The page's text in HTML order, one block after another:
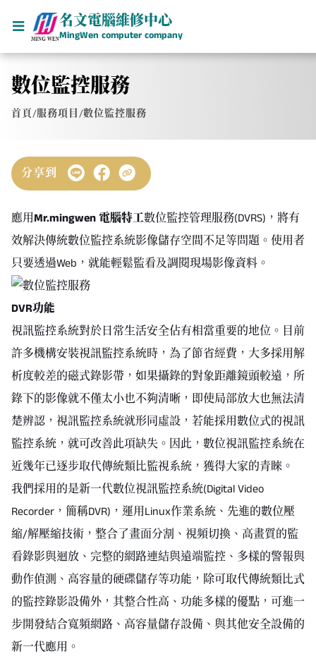
名文電腦維修中心
MingWen computer company
數位監控服務
首頁/服務項目/數位監控服務
分享到
應用Mr.mingwen 電腦特工數位監控管理服務(DVRS)，將有
效解決傳統數位監控系統影像儲存空間不足等問題。使用者
只要透過Web，就能輕鬆監看及調閱現場影像資料。
DVR功能
視訊監控系統對於日常生活安全佔有相當重要的地位。目前
許多機構安裝視訊監控系統時，為了節省經費，大多採用解
析度較差的磁式錄影帶，如果攝錄的對象距離鏡頭較遠，所
錄下的影像就不僅太小也不夠清晰，即使局部放大也無法清
楚辨認，視訊監控系統就形同虛設，若能採用數位式的視訊
監控系統，就可改善此項缺失。因此，數位視訊監控系統在
近幾年已逐步取代傳統類比監視系統，獲得大家的青睞。
我們採用的是新一代數位視訊監控系統(Digital Video
Recorder，簡稱DVR)，運用Linux作業系統、先進的數位壓
縮/解壓縮技術，整合了畫面分割、視頻切換、高畫質的監
看錄影與迴放、完整的網路連結與遠端監控、多樣的警報與
動作偵測、高容量的硬碟儲存等功能，除可取代傳統類比式
的監控錄影設備外，其整合性高、功能多樣的優點，可進一
步開發結合寬頻網路、高容量儲存設備、與其他安全設備的
新一代應用。